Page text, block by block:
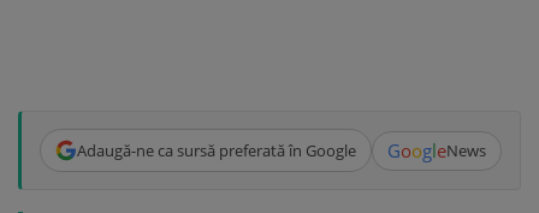
Adaugă-ne ca sursă preferată în Google GoogleNews